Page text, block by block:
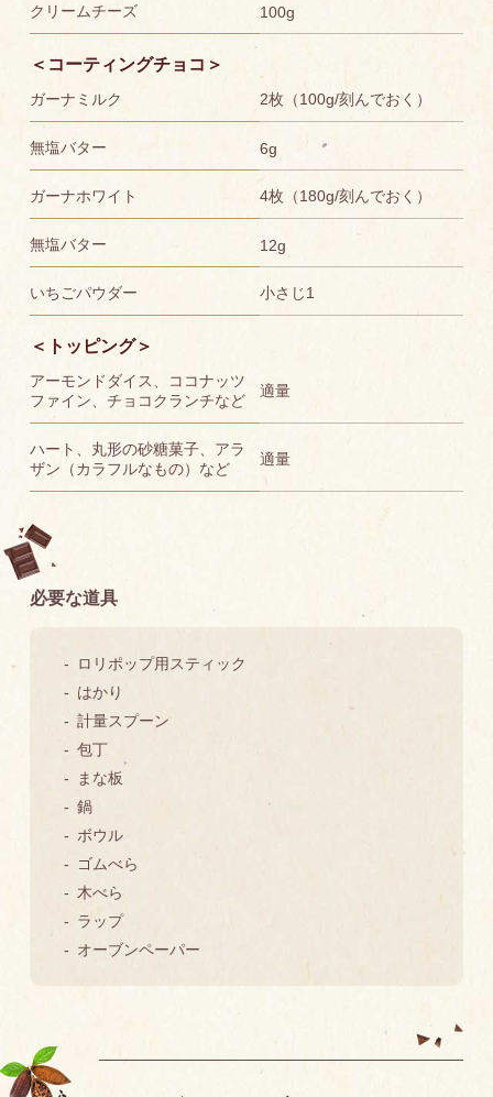
クリームチーズ 100g
＜コーティングチョコ＞
ガーナミルク 2枚（100g/刻んでおく）
無塩バター 6g
ガーナホワイト 4枚（180g/刻んでおく）
無塩バター 12g
いちごパウダー 小さじ1
＜トッピング＞
アーモンドダイス、ココナッツ
ファイン、チョコクランチなど
適量
ハート、丸形の砂糖菓子、アラ
ザン（カラフルなもの）など
適量
必要な道具
ロリポップ用スティック
はかり
計量スプーン
包丁
まな板
鍋
ボウル
ゴムべら
木べら
ラップ
オーブンペーパー